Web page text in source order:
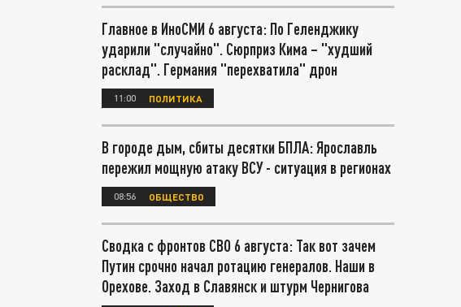
Главное в ИноСМИ 6 августа: По Геленджику
ударили "случайно". Сюрприз Кима – "худший
расклад". Германия "перехватила" дрон
11:00 ПОЛИТИКА
В городе дым, сбиты десятки БПЛА: Ярославль
пережил мощную атаку ВСУ - ситуация в регионах
08:56 ОБЩЕСТВО
Сводка с фронтов СВО 6 августа: Так вот зачем
Путин срочно начал ротацию генералов. Наши в
Орехове. Заход в Славянск и штурм Чернигова